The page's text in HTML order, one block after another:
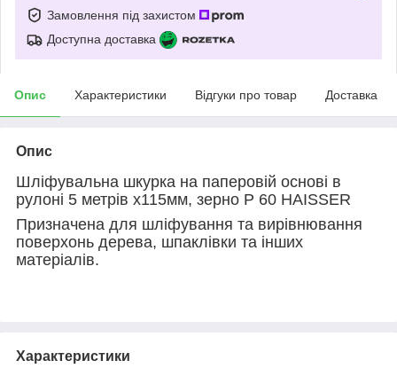
Замовлення під захистом
Доступна доставка
Опис Характеристики Відгуки про товар Доставка
Опис
Шліфувальна шкурка на паперовій основі в
рулоні 5 метрів х115мм, зерно P 60 HAISSER
Призначена для шліфування та вирівнювання
поверхонь дерева, шпаклівки та інших
матеріалів.
Характеристики